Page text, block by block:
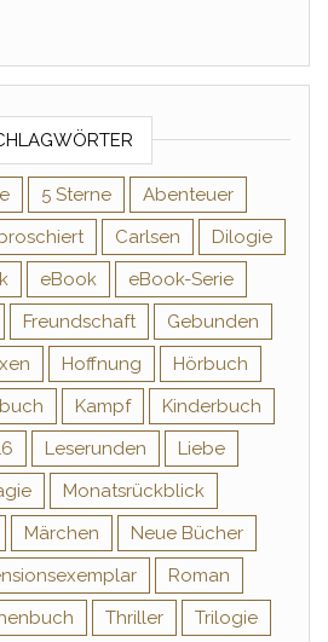
5 Sterne
Abenteuer
Carlsen
Dilogie
eBook
eBook-Serie
Freundschaft
Gebunden
Hoffnung
Hörbuch
Kampf
Kinderbuch
Leserunden
Liebe
Monatsrückblick
Märchen
Neue Bücher
Roman
Thriller
Trilogie